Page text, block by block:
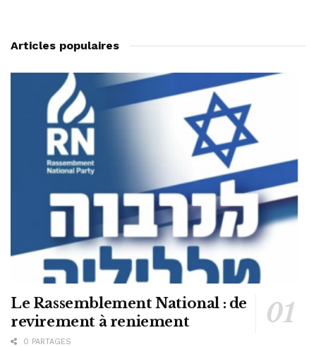
Articles populaires
Le Rassemblement National : de
revirement à reniement
0 PARTAGES